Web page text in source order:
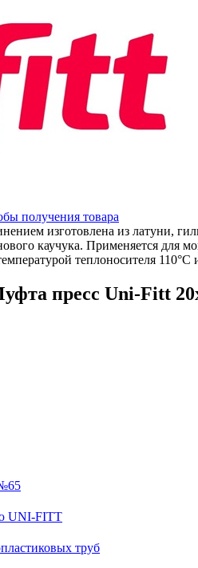
получения товара
изготовлена из латуни,
каучука. Применяется
теплоносителя
пресс Uni-Fitt
UNI-FITT
труб